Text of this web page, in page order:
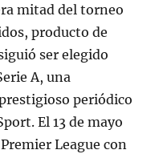
mitad del torneo
producto de
ser elegido
A, una
periódico
El 13 de mayo
League con